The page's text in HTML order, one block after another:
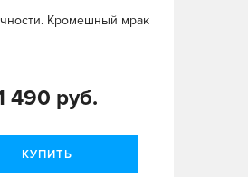
Кромешный мрак
490 руб.
КУПИТЬ